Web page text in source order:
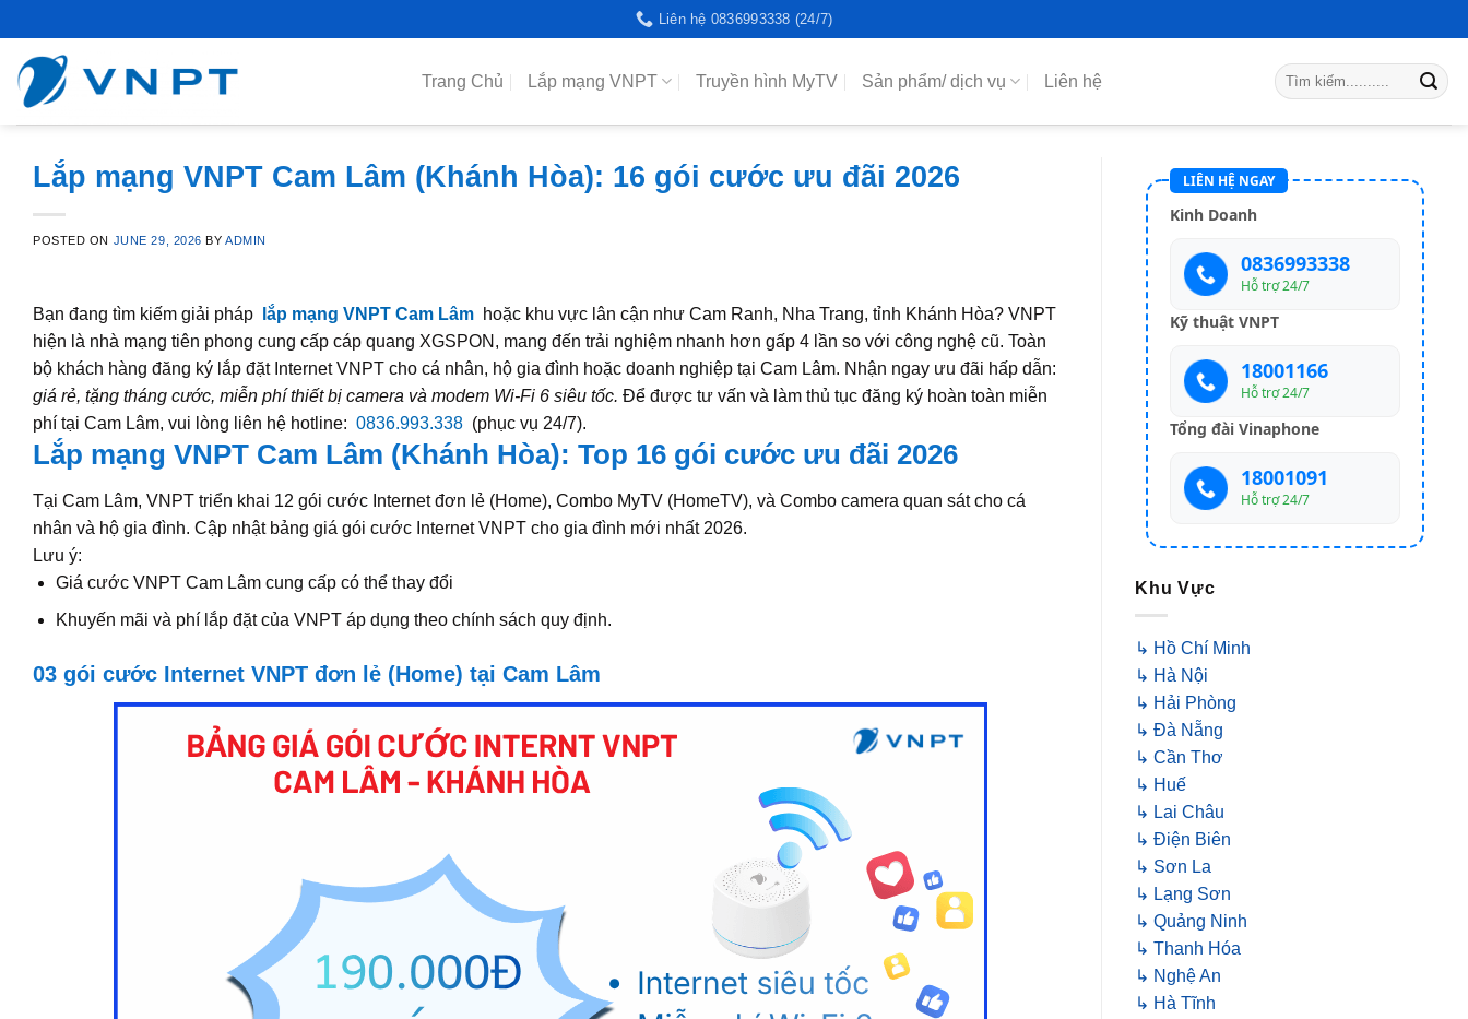
to
content
Liên hệ 0836993338 (24/7)
Trang Chủ Lắp mạng VNPT Truyền hình MyTV Sản phẩm/ dịch vụ Liên hệ
Lắp mạng VNPT Cam Lâm (Khánh Hòa): 16 gói cước ưu đãi 2026
POSTED ON JUNE 29, 2026 BYADMIN
Bạn đang tìm kiếm giải pháp lắp mạng VNPT Cam Lâm hoặc khu vực lân cận như Cam Ranh, Nha Trang, tỉnh Khánh Hòa? VNPT
hiện là nhà mạng tiên phong cung cấp cáp quang XGSPON, mang đến trải nghiệm nhanh hơn gấp 4 lần so với công nghệ cũ. Toàn
bộ khách hàng đăng ký lắp đặt Internet VNPT cho cá nhân, hộ gia đình hoặc doanh nghiệp tại Cam Lâm. Nhận ngay ưu đãi hấp dẫn:
giá rẻ, tặng tháng cước, miễn phí thiết bị camera và modem Wi-Fi 6 siêu tốc. Để được tư vấn và làm thủ tục đăng ký hoàn toàn miễn
phí tại Cam Lâm, vui lòng liên hệ hotline: 0836.993.338 (phục vụ 24/7).
Lắp mạng VNPT Cam Lâm (Khánh Hòa): Top 16 gói cước ưu đãi 2026
Tại Cam Lâm, VNPT triển khai 12 gói cước Internet đơn lẻ (Home), Combo MyTV (HomeTV), và Combo camera quan sát cho cá
nhân và hộ gia đình. Cập nhật bảng giá gói cước Internet VNPT cho gia đình mới nhất 2026.
Lưu ý:
Giá cước VNPT Cam Lâm cung cấp có thể thay đổi
Khuyến mãi và phí lắp đặt của VNPT áp dụng theo chính sách quy định.
03 gói cước Internet VNPT đơn lẻ (Home) tại Cam Lâm
LIÊN HỆ NGAY
Kinh Doanh
0836993338
Hỗ trợ 24/7
Kỹ thuật VNPT
18001166
Hỗ trợ 24/7
Tổng đài Vinaphone
18001091
Hỗ trợ 24/7
Khu Vực
↳ Hồ Chí Minh
↳ Hà Nội
↳ Hải Phòng
↳ Đà Nẵng
↳ Cần Thơ
↳ Huế
↳ Lai Châu
↳ Điện Biên
↳ Sơn La
↳ Lạng Sơn
↳ Quảng Ninh
↳ Thanh Hóa
↳ Nghệ An
↳ Hà Tĩnh